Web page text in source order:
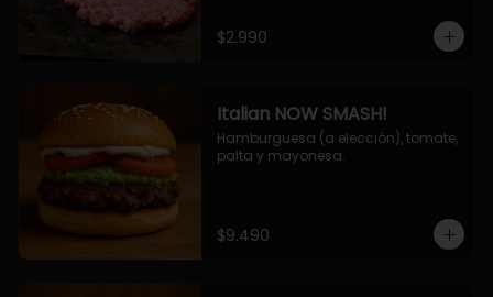
$2.990
Italian NOW SMASH!
Hamburguesa (a elección), tomate,
palta y mayonesa.
$9.490